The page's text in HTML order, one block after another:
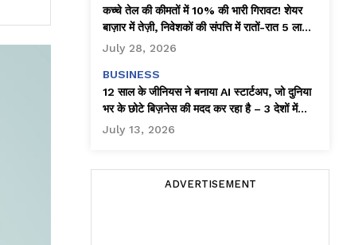
कच्चे तेल की कीमतों में 10% की भारी गिरावट! शेयर
बाज़ार में तेज़ी, निवेशकों की संपत्ति में रातों-रात ₹5 लाख
करोड़ का इजाफ़ा
July 28, 2026
BUSINESS
12 साल के जीनियस ने बनाया AI स्टार्टअप, जो दुनिया
भर के छोटे बिज़नेस की मदद कर रहा है – 3 देशों में
क्लाइंट्स!
July 13, 2026
ADVERTISEMENT